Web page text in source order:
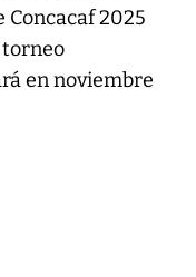
2025
torneo
en noviembre